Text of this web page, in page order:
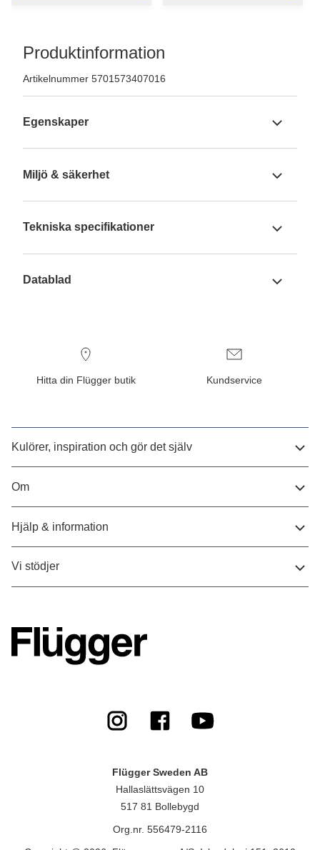
Produktinformation
Artikelnummer 5701573407016
Egenskaper
Miljö & säkerhet
Tekniska specifikationer
Datablad
Hitta din Flügger butik Kundservice
Kulörer, inspiration och gör det själv
Om
Hjälp & information
Vi stödjer
Flügger Sweden AB
Hallaslättsvägen 10
517 81 Bollebygd
Org.nr. 556479-2116